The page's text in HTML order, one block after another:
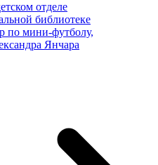
отделе
библиотеке
по мини-футболу,
Янчара